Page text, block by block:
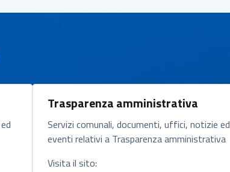
Trasparenza amministrativa
Servizi comunali, documenti, uffici, notizie ed
eventi relativi a Trasparenza amministrativa
Visita il sito: